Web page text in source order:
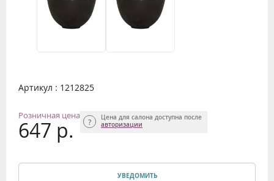
Артикул : 1212825
Розничная цена
647 р.
Цена для салона доступна после
авторизации
УВЕДОМИТЬ